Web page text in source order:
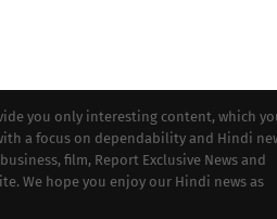
you only interesting content, which
a focus on dependability and Hindi
film, Report Exclusive News and
We hope you enjoy our Hindi news as